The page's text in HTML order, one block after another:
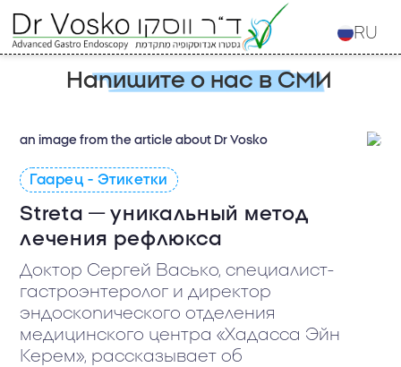
RU
Напишите о нас в СМИ
Гаарец - Этикетки
Streta — уникальный метод
лечения рефлюкса
Доктор Сергей Васько, специалист-
гастроэнтеролог и директор
эндоскопического отделения
медицинского центра «Хадасса Эйн
Керем», рассказывает об